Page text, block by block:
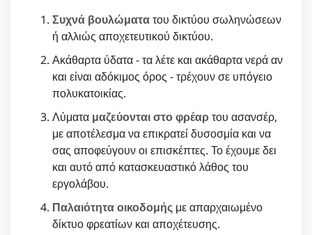
Συχνά βουλώματατου δικτύου σωληνώσεων
ή αλλιώς αποχετευτικού δικτύου.
Ακάθαρτα ύδατα - τα λέτε και ακάθαρτα νερά αν
και είναι αδόκιμος όρος - τρέχουν σε υπόγειο
πολυκατοικίας.
Λύματα μαζεύονται στο φρέαρτου ασανσέρ,
με αποτέλεσμα να επικρατεί δυσοσμία και να
σας αποφεύγουν οι επισκέπτες. Το έχουμε δει
και αυτό από κατασκευαστικό λάθος του
εργολάβου.
Παλαιότητα οικοδομής με απαρχαιωμένο
δίκτυο φρεατίων και αποχέτευσης.